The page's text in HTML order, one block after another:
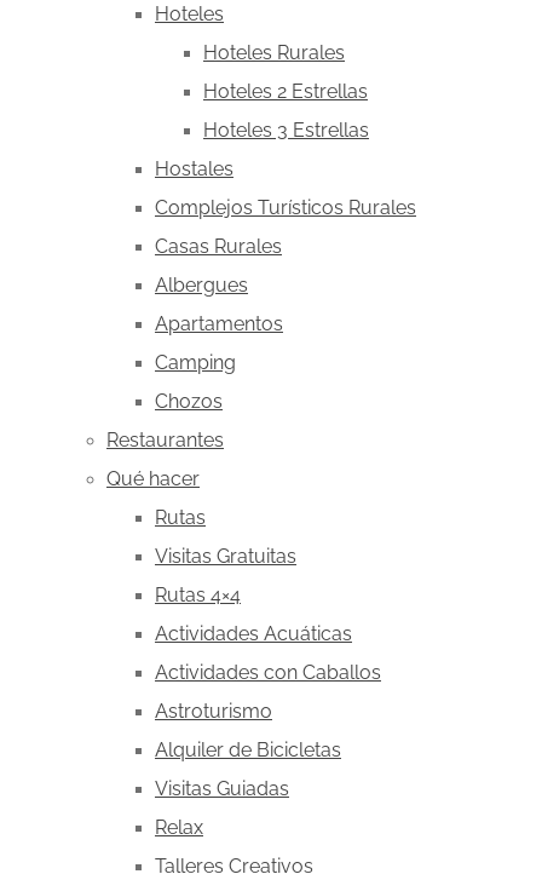
Hoteles
Hoteles Rurales
Hoteles 2 Estrellas
Hoteles 3 Estrellas
Hostales
Complejos Turísticos Rurales
Casas Rurales
Albergues
Apartamentos
Camping
Chozos
Restaurantes
Qué hacer
Rutas
Visitas Gratuitas
Rutas 4×4
Actividades Acuáticas
Actividades con Caballos
Astroturismo
Alquiler de Bicicletas
Visitas Guiadas
Relax
Talleres Creativos